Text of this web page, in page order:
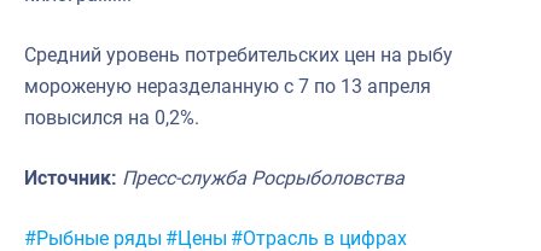
Средний уровень потребительских цен на рыбу
мороженую неразделанную с 7 по 13 апреля
повысился на 0,2%.
Источник: Пресс-служба Росрыболовства
Метки:
#Рыбные ряды #Цены #Отрасль в цифрах